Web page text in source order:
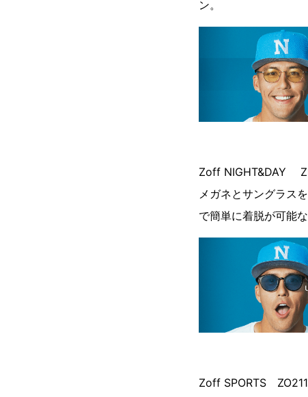
ン。
Zoff NIGHT&DAY
メガネとサングラス
で簡単に着脱が可能な
Zoff SPORTS